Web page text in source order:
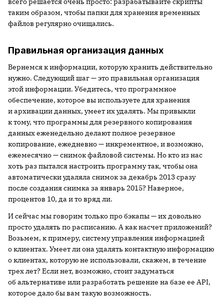
таким образом, чтобы папки для хранения временных
файлов регулярно очищались.
Правильная организация данных
Вернемся к информации, которую хранить действительно
нужно. Следующий шаг — это правильная организация
этой информации. Убедитесь, что программное
обеспечение, которое вы используете для хранения
и архивации данных, умеет их удалять. Мы привыкли
к тому, что программы для резервного копирования
данных еженедельно делают полное резервное
копирование, ежедневно — инкрементное, и возможно,
ежемесячно — снимок файловой системы. Но кто из нас
хоть раз пытался настроить программу так, чтобы она
автоматически удаляла снимок за декабрь 2013 сразу
после создания снимка за январь 2015? Наверное,
процентов 10, да и то вряд ли.
И сейчас мы говорим только про бэкапы — их довольно
просто удалять по расписанию. А как насчет приложений?
Возьмем, к примеру, систему управления информацией
о клиентах. Умеет ли она удалять контактную информацию
о клиентах, которую не использовали, скажем, в течение
трех лет? Если нет, возможно, стоит задуматься
об альтернативе или разработать решение на базе ее API,
которое дало бы вам такую возможность.